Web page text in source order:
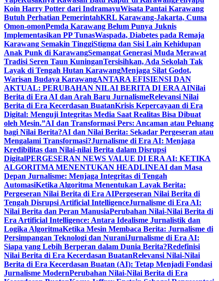
Koin Harry Potter dari IndramayuWisata Pantai Karawang
Butuh Perhatian PemerintahKRL Karawang-Jakarta, Cuma
Omon-omonPemda Karawang Belum Punya Juknis
Implementasikan PP TunasWaspada, Diabetes pada Remaja
Karawang Semakin TinggiStigma dan Sisi Lain Kehidupan
Anak Punk di KarawangSemangat Generasi Muda Merawat
Tradisi Seren Taun KuninganTersisihkan, Ada Sekolah Tak
Layak di Tengah Hutan KarawangMenjaga Silat Godot,
Warisan Budaya KarawangANTARA EFISIENSI DAN
AKTUAL: PERUBAHAN NILAI BERITA DI ERA AINilai
Berita di Era AI dan Arah Baru JurnalismeRelevansi Nilai
Berita di Era Kecerdasan BuatanKrisis Kepercayaan di Era
Digital: Menguji Integritas Media Saat Realitas Bisa Dibuat
oleh Mesin.”AI dan Transformasi Pers: Ancaman atau Peluang
bagi Nilai Berita?AI dan Nilai Berita: Sekadar Pergeseran atau
Mengalami Transformasi?Jurnalisme di Era AI: Menjaga
Kredibilitas dan Nilai-nilai Berita dalam Disrupsi
DigitalPERGESERAN NEWS VALUE DI ERA AI: KETIKA
ALGORITMA MENENTUKAN HEADLINEAI dan Masa
Depan Jurnalisme: Menjaga Integritas di Tengah
AutomasiKetika Algoritma Menentukan Layak Berita:
Pergeseran Nilai Berita di Era AIPergeseran Nilai Berita di
Tengah Disrupsi Artificial IntelligenceJurnalisme di Era AI:
Nilai Berita dan Peran ManusiaPerubahan Nilai-Nilai Berita di
Era Artificial Intelligence: Antara Idealisme Jurnalistik dan
Logika AlgoritmaKetika Mesin Membaca Berita: Jurnalisme di
Persimpangan Teknologi dan NuraniJurnalisme di Era AI:
Siapa yang Lebih Berperan dalam Dunia Berita?Redefinisi
Nilai Berita di Era Kecerdasan BuatanRelevansi Nilai-Nilai
Berita di Era Kecerdasan Buatan (AI): Tetap Menjadi Fondasi
Jurnalisme ModernPerubahan Nilai-Nilai Berita di Era